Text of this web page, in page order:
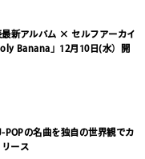
新アルバム × セルフアーカイ
Banana」12月10日(水）開
の名曲を独自の世界観でカ
ース